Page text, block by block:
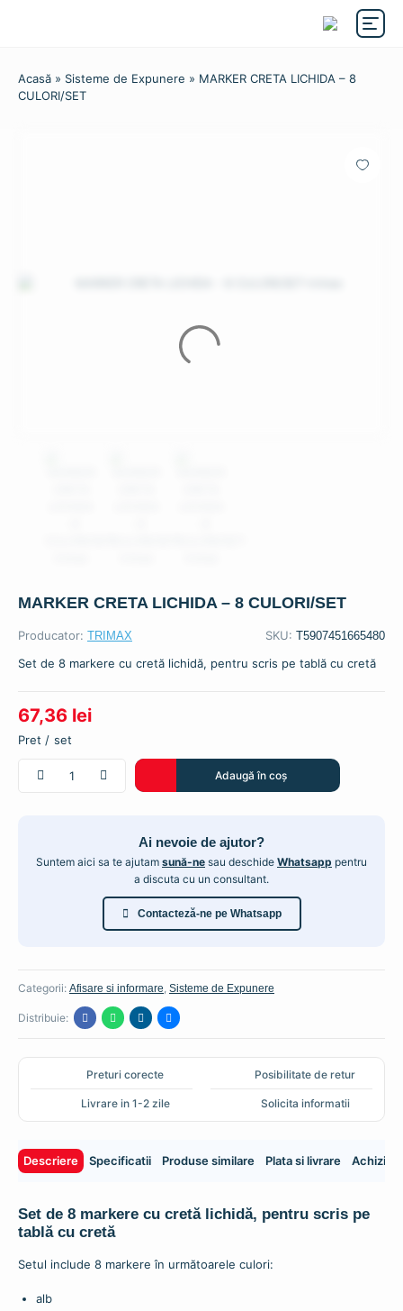
Acasă » Sisteme de Expunere » MARKER CRETA LICHIDA – 8
CULORI/SET
MARKER CRETA LICHIDA – 8 CULORI/SET
Producator: TRIMAX SKU: T5907451665480
Set de 8 markere cu cretă lichidă, pentru scris pe tablă cu cretă
67,36 lei
set
Adaugă în coș
Ai nevoie de ajutor?
Suntem aici sa te ajutam sună-ne sau deschide Whatsapp pentru
a discuta cu un consultant.
Contacteză-ne pe Whatsapp
Categorii: Afisare si informare, Sisteme de Expunere
Distribuie:
Preturi corecte Posibilitate de retur
Livrare in 1-2 zile Solicita informatii
Descriere Specificatii Produse similare Plata si livrare Achizitii
Set de 8 markere cu cretă lichidă, pentru scris pe
tablă cu cretă
Setul include 8 markere în următoarele culori:
alb